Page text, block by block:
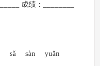
成绩：________
sǎ sàn yuǎn